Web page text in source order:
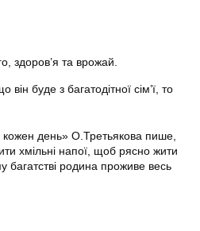
здоров’я та врожай.
буде з багатодітної сім’ї, то
кожен день» О.Третьякова пише,
хмільні напої, щоб рясно жити
багатстві родина проживе весь